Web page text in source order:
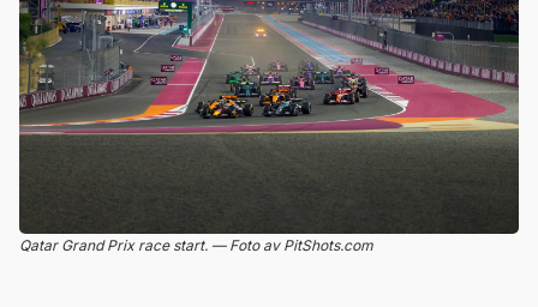
Qatar Grand Prix race start. — Foto av PitShots.com